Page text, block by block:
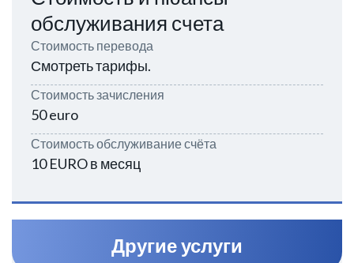
обслуживания счета
Стоимость перевода
Смотреть тарифы.
Стоимость зачисления
50 euro
Стоимость обслуживание счёта
10 EURO в месяц
Другие услуги